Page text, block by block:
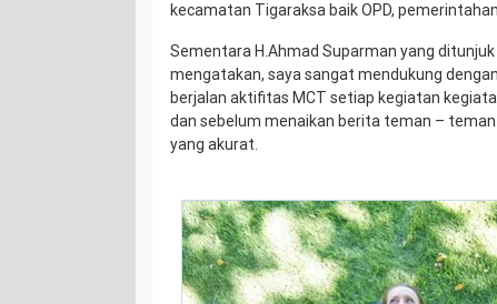
kecamatan Tigaraksa baik OPD,
Sementara H.Ahmad Suparman yang
mengatakan, saya sangat mendukung
berjalan aktifitas MCT setiap kegiatan
dan sebelum menaikan berita teman –
yang akurat.